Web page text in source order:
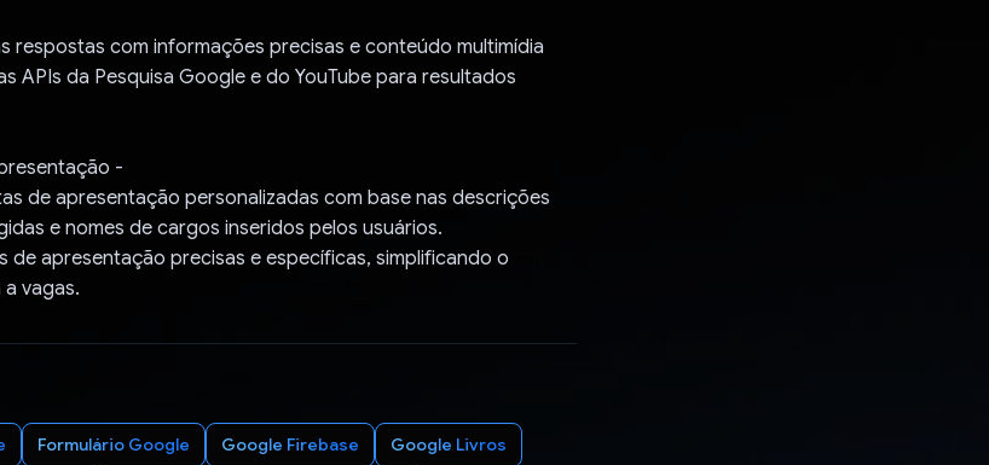
respostas com informações precisas e conteúdo multimídia
APIs da Pesquisa Google e do YouTube para resultados
-
de apresentação personalizadas com base nas descrições
e nomes de cargos inseridos pelos usuários.
de apresentação precisas e específicas, simplificando o
vagas.
Formulário Google Google Firebase Google Livros